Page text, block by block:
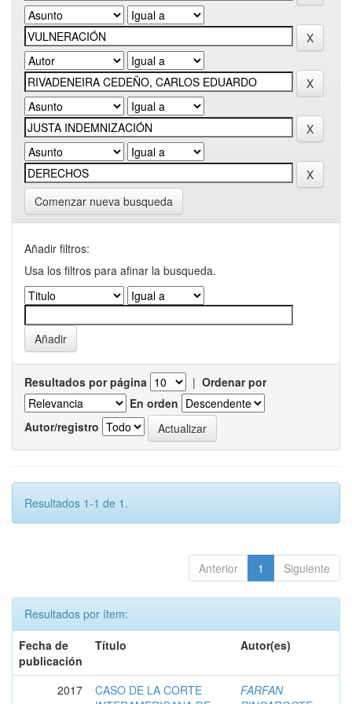
Comenzar nueva busqueda
Añadir filtros:
Usa los filtros para afinar la busqueda.
Resultados por página | Ordenar por
En orden
Autor/registro
Resultados 1-1 de 1.
Anterior 1 Siguiente
Resultados por ítem:
Fecha de
publicación
Título Autor(es)
2017
CASO DE LA CORTE
FARFAN